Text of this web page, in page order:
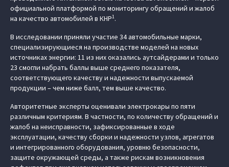
официальной платформой по мониторингу обращений и жалоб
на качество автомобилей в КНР1.
В исследовании приняли участие 34 автомобильные марки,
специализирующиеся на производстве моделей на новых
источниках энергии: 11 из них оказались аутсайдерами и только
23 смогли набрать баллы выше среднего показателя,
соответствующего качеству и надежности выпускаемой
продукции – чем ниже балл, тем выше качество.
Авторитетные эксперты оценивали электрокары по пяти
различным критериям. В частности, по количеству обращений и
жалоб на неисправности, зафиксированные в ходе
эксплуатации, качеству сборки и надежности узлов, агрегатов
и интегрированного оборудования, уровню безопасности,
защите окружающей среды, а также рискам возникновения